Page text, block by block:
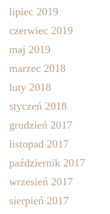
lipiec 2019
czerwiec 2019
maj 2019
marzec 2018
luty 2018
styczeń 2018
grudzień 2017
listopad 2017
październik 2017
wrzesień 2017
sierpień 2017